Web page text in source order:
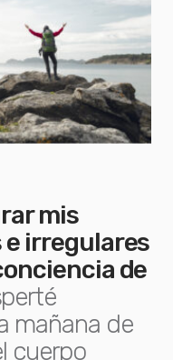
mis
e irregulares
de
mañana de
cuerpo